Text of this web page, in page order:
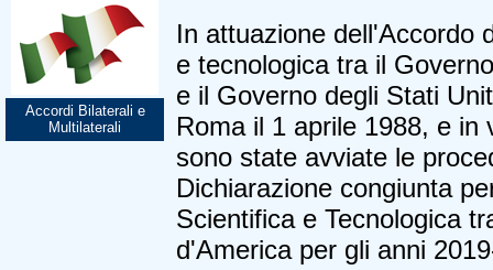
Accordi Bilaterali e
Multilaterali
In attuazione dell'Accordo
e tecnologica tra il
e il Governo degli Stati
Roma il 1 aprile 1988, e in
sono state avviate le
Dichiarazione congiunta
Scientifica e Tecnologica
d'America per gli anni